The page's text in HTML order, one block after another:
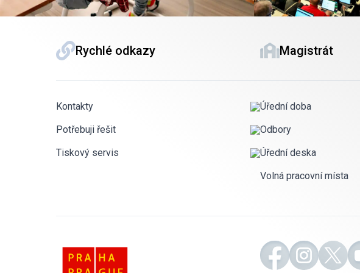
Rychlé odkazy
Kontakty
Potřebuji řešit
Tiskový servis
Magistrát
Úřední doba
Odbory
Úřední deska
Volná pracovní místa